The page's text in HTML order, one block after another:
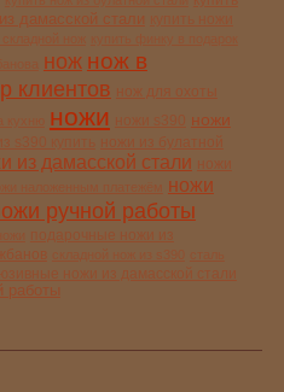
дамасской стали
нож нож в
клиентов нож для охоты
ножи
ножи
ножи из булатной
из дамасской стали
ножи
ножи
ручной работы
работы